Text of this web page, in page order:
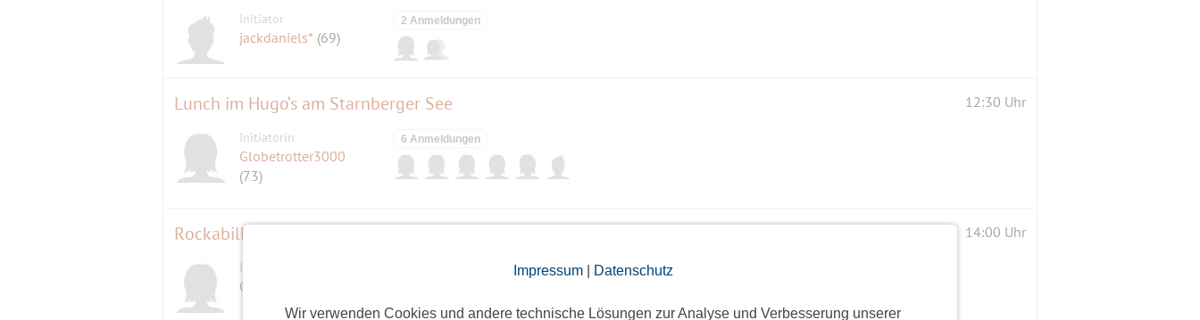
Impressum| Datenschutz
Wir verwenden Cookies und andere technische Lösungen zur Analyse und Verbesserung unserer
Initiator
jackdaniels* (69)
2 Anmeldungen
Lunch im Hugo‘s am Starnberger See 12:30 Uhr
Initiatorin
Globetrotter3000
(73)
6 Anmeldungen
Rockabilly Day´s 2024 - Es findet doch statt!!!! 14:00 Uhr
Initiatorin
GinaRe